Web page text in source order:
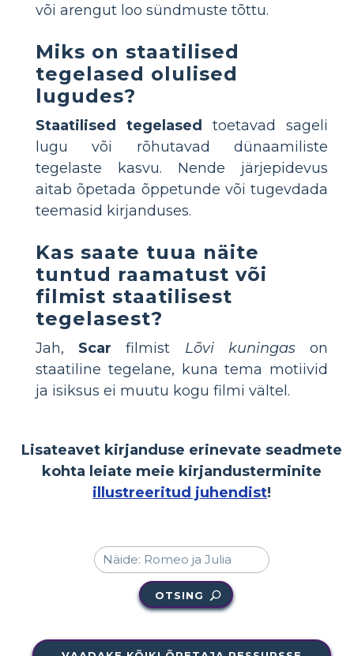
või arengut loo sündmuste tõttu.
Miks on staatilised
tegelased olulised
lugudes?
Staatilised tegelased
toetavad sageli
lugu või rõhutavad dünaamiliste
tegelaste kasvu. Nende järjepidevus
aitab õpetada õppetunde või tugevdada
teemasid kirjanduses.
Kas saate tuua näite
tuntud raamatust või
filmist staatilisest
tegelasest?
Jah, Scar filmist Lõvi kuningason
staatiline tegelane, kuna tema motiivid
ja isiksus ei muutu kogu filmi vältel.
Lisateavet kirjanduse erinevate seadmete
kohta leiate meie kirjandusterminite
illustreeritud juhendist!
OTSING